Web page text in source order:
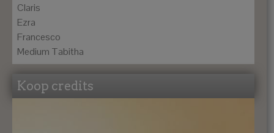
Claris
Ezra
Francesco
Medium Tabitha
Koop credits